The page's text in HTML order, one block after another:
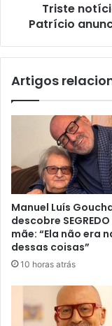
Triste
Patrício
Artigos
Manuel Luís
descobre
mãe: “Ela não era
dessas coisas”
10 horas atrás